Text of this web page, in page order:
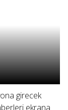
girecek
ekrana